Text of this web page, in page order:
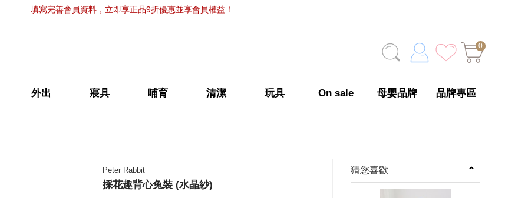
填寫完善會員資料，立即享正品9折優惠並享會員權益！
0
外出 寢具 哺育 清潔 玩具 On sale 母嬰品牌 品牌專區
Peter Rabbit
採花趣背心兔裝 (水晶紗)
猜您喜歡